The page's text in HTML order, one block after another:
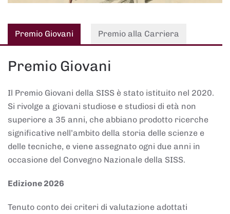
Premio Giovani Premio alla Carriera
Premio Giovani
Il Premio Giovani della SISS è stato istituito nel 2020.
Si rivolge a giovani studiose e studiosi di età non
superiore a 35 anni, che abbiano prodotto ricerche
significative nell’ambito della storia delle scienze e
delle tecniche, e viene assegnato ogni due anni in
occasione del Convegno Nazionale della SISS.
Edizione 2026
Tenuto conto dei criteri di valutazione adottati